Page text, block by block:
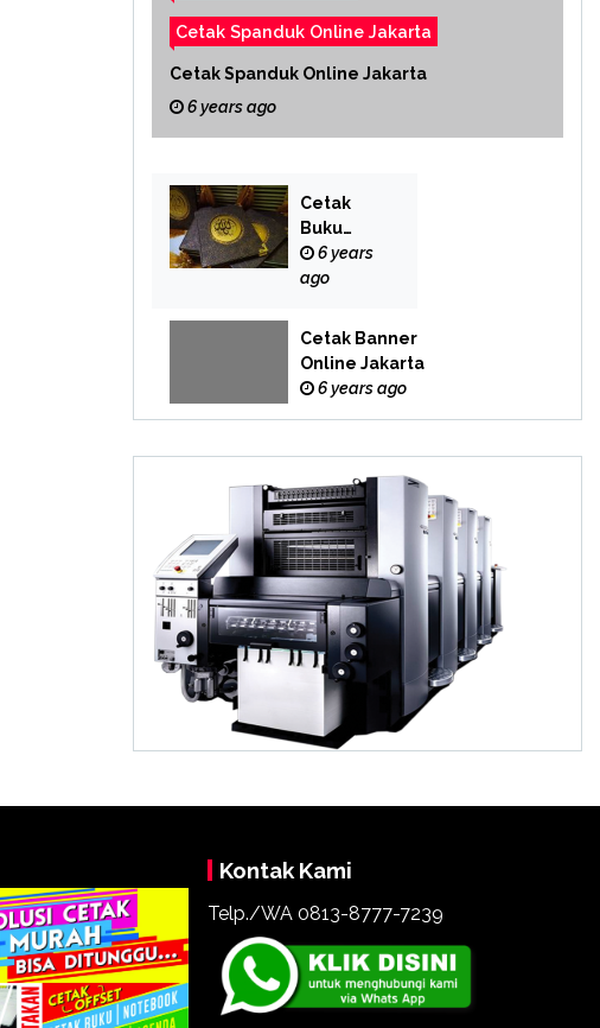
Cetak Spanduk Online Jakarta
Cetak Spanduk Online Jakarta
6 years ago
Cetak
Buku
Yasin
Online
6 years
ago
Cetak Banner
Online Jakarta
6 years ago
Kontak Kami
Telp./WA 0813-8777-7239